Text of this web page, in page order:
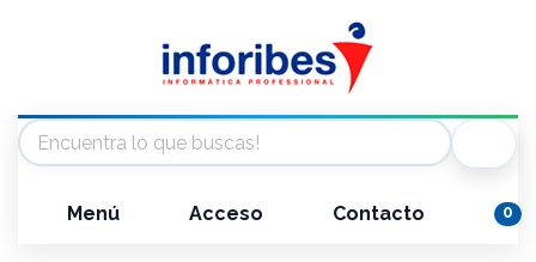
Menú Acceso Contacto 0